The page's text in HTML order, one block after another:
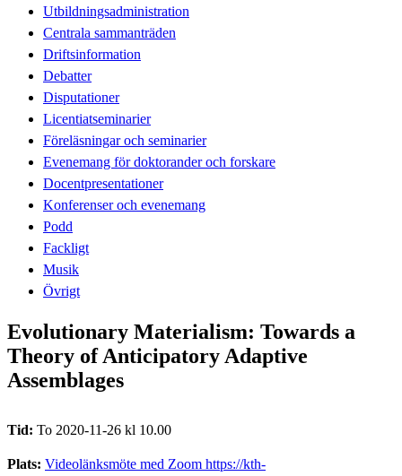
Utbildningsadministration
Centrala sammanträden
Driftsinformation
Debatter
Disputationer
Licentiatseminarier
Föreläsningar och seminarier
Evenemang för doktorander och forskare
Docentpresentationer
Konferenser och evenemang
Podd
Fackligt
Musik
Övrigt
Evolutionary Materialism: Towards a
Theory of Anticipatory Adaptive
Assemblages
Tid: To 2020-11-26 kl 10.00
Plats: Videolänksmöte med Zoom https://kth-